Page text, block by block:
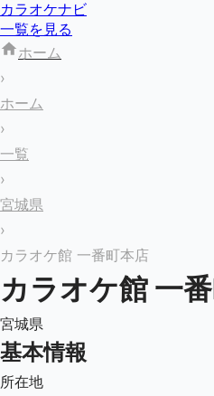
カラオケナビ
一覧を見る
ホーム
›
ホーム
›
一覧
›
宮城県
›
カラオケ館 一番町本店
カラオケ館 一
宮城県
基本情報
所在地